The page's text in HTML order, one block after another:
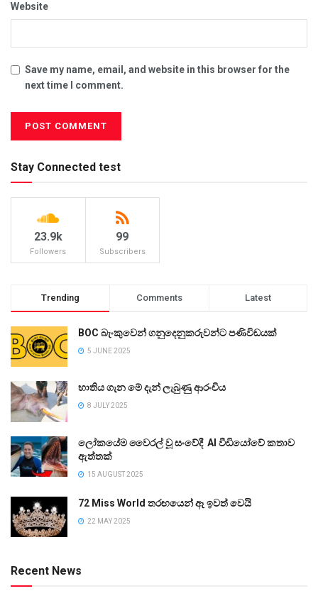
Website
Save my name, email, and website in this browser for the
next time I comment.
Stay Connected test
23.9k
Followers
99
Subscribers
Trending Comments Latest
BOC බැංකුවෙන් ගනුදෙනුකරුවන්ට පණිවිඩයක්
5 JUNE 2025
භාතිය ගැන මේ දැන් ලැබුණු ආරංචිය
8 JULY 2025
ලෝකයේම වෛරල් වූ සංවේදී AI වීඩියෝවේ කතාව
ඇත්තක්
15 AUGUST 2025
72 Miss World තරඟයෙන් ඈ ඉවත් වෙයි
22 MAY 2025
Recent News